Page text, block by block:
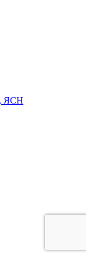
ЯСН